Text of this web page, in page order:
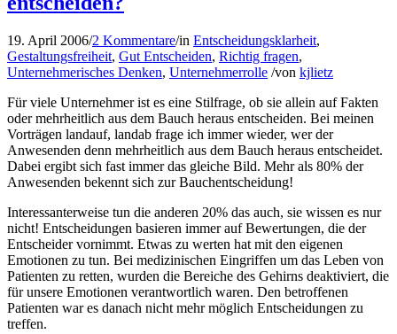
19. April 2006/2 Kommentare/in Entscheidungsklarheit,
Gestaltungsfreiheit, Gut Entscheiden, Richtig fragen,
Unternehmerisches Denken, Unternehmerrolle /von kjlietz
Für viele Unternehmer ist es eine Stilfrage, ob sie allein auf Fakten
oder mehrheitlich aus dem Bauch heraus entscheiden. Bei meinen
Vorträgen landauf, landab frage ich immer wieder, wer der
Anwesenden denn mehrheitlich aus dem Bauch heraus entscheidet.
Dabei ergibt sich fast immer das gleiche Bild. Mehr als 80% der
Anwesenden bekennt sich zur Bauchentscheidung!
Interessanterweise tun die anderen 20% das auch, sie wissen es nur
nicht! Entscheidungen basieren immer auf Bewertungen, die der
Entscheider vornimmt. Etwas zu werten hat mit den eigenen
Emotionen zu tun. Bei medizinischen Eingriffen um das Leben von
Patienten zu retten, wurden die Bereiche des Gehirns deaktiviert, die
für unsere Emotionen verantwortlich waren. Den betroffenen
Patienten war es danach nicht mehr möglich Entscheidungen zu
treffen.